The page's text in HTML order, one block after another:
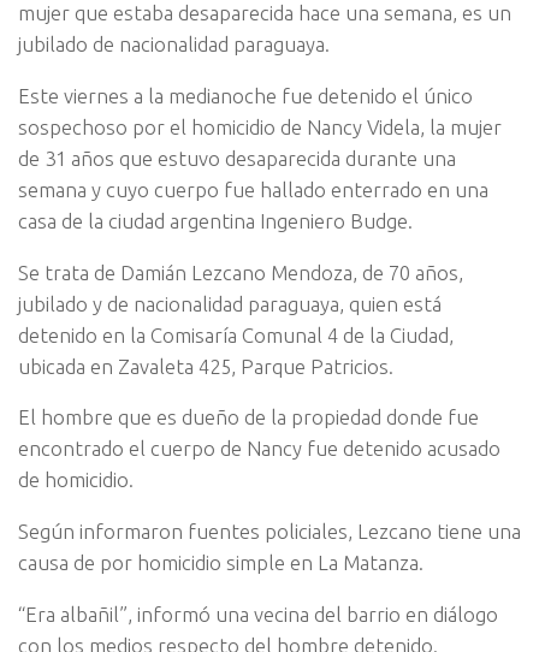
mujer que estaba desaparecida hace una semana, es un
jubilado de nacionalidad paraguaya.
Este viernes a la medianoche fue detenido el único
sospechoso por el homicidio de Nancy Videla, la mujer
de 31 años que estuvo desaparecida durante una
semana y cuyo cuerpo fue hallado enterrado en una
casa de la ciudad argentina Ingeniero Budge.
Se trata de Damián Lezcano Mendoza, de 70 años,
jubilado y de nacionalidad paraguaya, quien está
detenido en la Comisaría Comunal 4 de la Ciudad,
ubicada en Zavaleta 425, Parque Patricios.
El hombre que es dueño de la propiedad donde fue
encontrado el cuerpo de Nancy fue detenido acusado
de homicidio.
Según informaron fuentes policiales, Lezcano tiene una
causa de por homicidio simple en La Matanza.
“Era albañil”, informó una vecina del barrio en diálogo
con los medios respecto del hombre detenido.